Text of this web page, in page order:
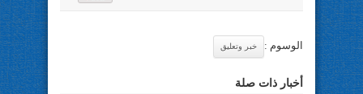
الوسوم : خبر وتعليق
أخبار ذات صلة